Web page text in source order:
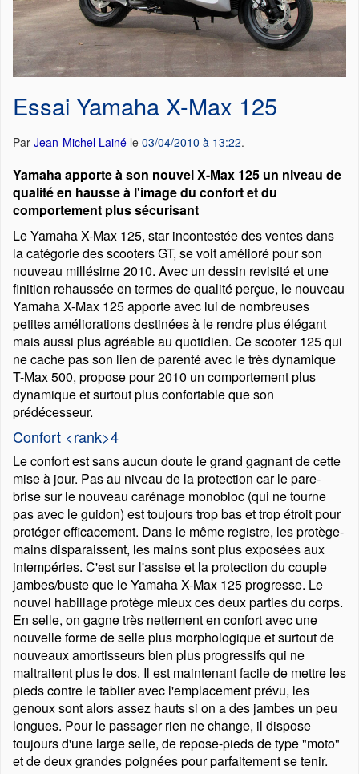
Essai Yamaha X-Max 125
Par Jean-Michel Lainé le 03/04/2010 à 13:22.
Yamaha apporte à son nouvel X-Max 125 un niveau de
qualité en hausse à l'image du confort et du
comportement plus sécurisant
Le Yamaha X-Max 125, star incontestée des ventes dans
la catégorie des scooters GT, se voit amélioré pour son
nouveau millésime 2010. Avec un dessin revisité et une
finition rehaussée en termes de qualité perçue, le nouveau
Yamaha X-Max 125 apporte avec lui de nombreuses
petites améliorations destinées à le rendre plus élégant
mais aussi plus agréable au quotidien. Ce scooter 125 qui
ne cache pas son lien de parenté avec le très dynamique
T-Max 500, propose pour 2010 un comportement plus
dynamique et surtout plus confortable que son
prédécesseur.
Confort <rank>4
Le confort est sans aucun doute le grand gagnant de cette
mise à jour. Pas au niveau de la protection car le pare-
brise sur le nouveau carénage monobloc (qui ne tourne
pas avec le guidon) est toujours trop bas et trop étroit pour
protéger efficacement. Dans le même registre, les protège-
mains disparaissent, les mains sont plus exposées aux
intempéries. C'est sur l'assise et la protection du couple
jambes/buste que le Yamaha X-Max 125 progresse. Le
nouvel habillage protège mieux ces deux parties du corps.
En selle, on gagne très nettement en confort avec une
nouvelle forme de selle plus morphologique et surtout de
nouveaux amortisseurs bien plus progressifs qui ne
maltraitent plus le dos. Il est maintenant facile de mettre les
pieds contre le tablier avec l'emplacement prévu, les
genoux sont alors assez hauts si on a des jambes un peu
longues. Pour le passager rien ne change, il dispose
toujours d'une large selle, de repose-pieds de type moto
et de deux grandes poignées pour parfaitement se tenir.